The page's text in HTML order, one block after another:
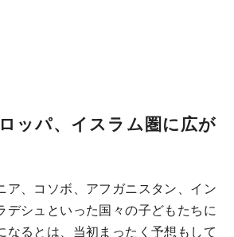
ッパ、イスラム圏に広が
ア、コソボ、アフガニスタン、イン
デシュといった国々の子どもたちに
なるとは、当初まったく予想もして